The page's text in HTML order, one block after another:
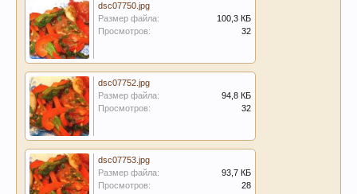
dsc07750.jpg
Размер файла:
100,3 КБ
Просмотров:
32
dsc07752.jpg
Размер файла:
94,8 КБ
Просмотров:
32
dsc07753.jpg
Размер файла:
93,7 КБ
Просмотров:
28